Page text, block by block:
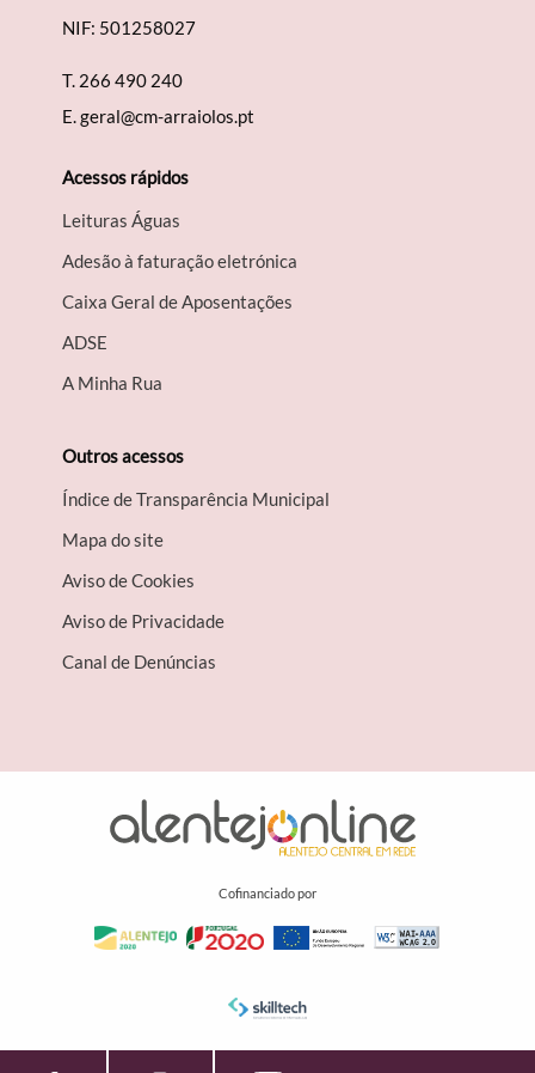
NIF: 501258027
T. 266 490 240
E.geral@cm-arraiolos.pt
Acessos rápidos
Leituras Águas
Adesão à faturação eletrónica
Caixa Geral de Aposentações
A​DSE
A Minha Rua
Outros acessos
Índice de Transparência Municipal
Mapa do site
Aviso de Cookies
Aviso de Privacidade
Canal de Denúncias
Cofinanciado por